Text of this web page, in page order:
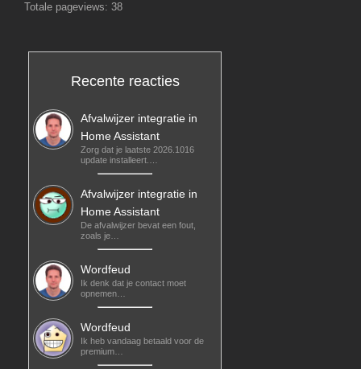
Totale pageviews: 38
Recente reacties
Afvalwijzer integratie in
Home Assistant
Zorg dat je laatste 2026.1016
update installeert.…
Afvalwijzer integratie in
Home Assistant
De afvalwijzer bevat een fout,
zoals je…
Wordfeud
Ik denk dat je contact moet
opnemen…
Wordfeud
Ik heb vandaag betaald voor de
premium…